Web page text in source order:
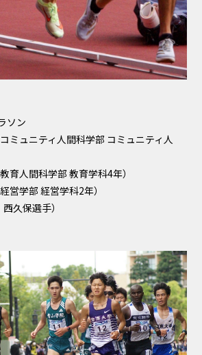
ソン
ミュニティ人間科学部 コミュニティ人
育人間科学部 教育学科4年）
営学部 経営学科2年）
久保選手）